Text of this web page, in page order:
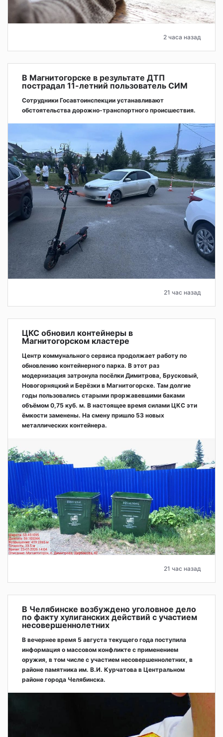
2 часа назад
В Магнитогорске в результате ДТП
пострадал 11-летний пользователь СИМ
Сотрудники Госавтоинспекции устанавливают
обстоятельства дорожно-транспортного происшествия.
21 час назад
ЦКС обновил контейнеры в
Магнитогорском кластере
Центр коммунального сервиса продолжает работу по
обновлению контейнерного парка. В этот раз
модернизация затронула посёлки Димитрова, Брусковый,
Новогорняцкий и Берёзки в Магнитогорске. Там долгие
годы пользовались старыми проржавевшими баками
объёмом 0,75 куб. м. В настоящее время силами ЦКС эти
ёмкости заменены. На смену пришло 53 новых
металлических контейнера.
21 час назад
В Челябинске возбуждено уголовное дело
по факту хулиганских действий с участием
несовершеннолетних
В вечернее время 5 августа текущего года поступила
информация о массовом конфликте с применением
оружия, в том числе с участием несовершеннолетних, в
районе памятника им. В.И. Курчатова в Центральном
районе города Челябинска.